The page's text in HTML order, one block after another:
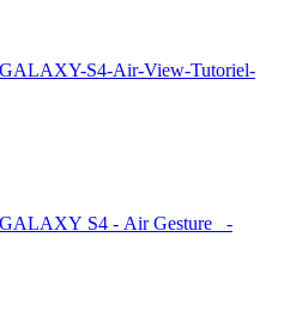
3 - Tutoriel Comment
- Tutoriel Appels